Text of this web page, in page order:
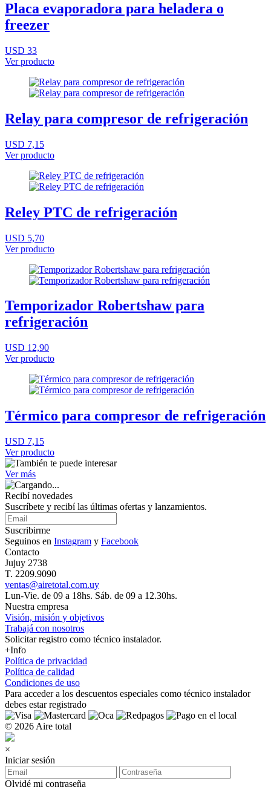
Placa evaporadora para heladera o
freezer
USD 33
Ver producto
Relay para compresor de refrigeración
USD 7,15
Ver producto
Reley PTC de refrigeración
USD 5,70
Ver producto
Temporizador Robertshaw para
refrigeración
USD 12,90
Ver producto
Térmico para compresor de refrigeración
USD 7,15
Ver producto
Ver más
Recibí novedades
Suscríbete y recibí las últimas ofertas y lanzamientos.
Suscribirme
Seguinos en Instagram y Facebook
Contacto
Jujuy 2738
T. 2209.9090
ventas@airetotal.com.uy
Lun-Vie. de 09 a 18hs. Sáb. de 09 a 12.30hs.
Nuestra empresa
Visión, misión y objetivos
Trabajá con nosotros
Solicitar registro como técnico instalador.
+Info
Política de privacidad
Política de calidad
Condiciones de uso
Para acceder a los descuentos especiales como técnico instalador
debes estar registrado
© 2026 Aire total
×
Iniciar sesión
Olvidé mi contraseña